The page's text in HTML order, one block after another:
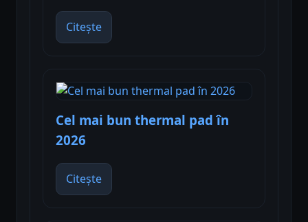
Citește
Cel mai bun thermal pad în
2026
Citește